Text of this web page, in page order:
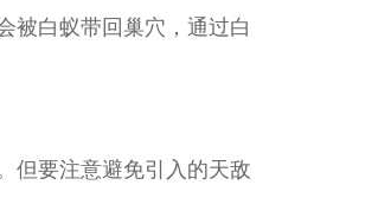
被白蚁带回巢穴，通过白
但要注意避免引入的天敌